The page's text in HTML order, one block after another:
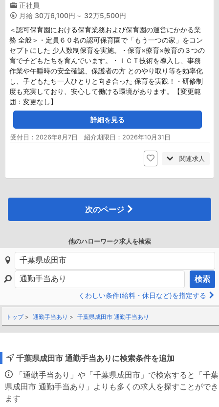
正社員
月給 30万6,100円～ 32万5,500円
＜認可保育園における保育業務および保育園の運営にかかる業
務 全般＞・定員６０名の認可保育園で「もう一つの家」をコン
セプトにした 少人数制保育を実施。・保育×療育×教育の３つの
育で子どもたちを育んでいます。・ＩＣＴ技術を導入し、事務
作業や午睡時の安全確認、保護者の方 とのやり取り等を効率化
し、子どもたち一人ひとりと向き合った 保育を実践！・研修制
度も充実しており、安心して働ける環境があります。【変更範
囲：変更なし】
詳細を見る
受付日：2026年8月7日 紹介期限日：2026年10月31日
関連求人
次のページ
他のハローワーク求人を検索
検索
くわしい条件(給料・休日など)を指定する
トップ 通勤手当あり 千葉県成田市 通勤手当あり
千葉県成田市 通勤手当ありに検索条件を追加
「通勤手当あり」や「千葉県成田市」で検索すると「千葉
県成田市 通勤手当あり」よりも多くの求人を探すことができ
ます